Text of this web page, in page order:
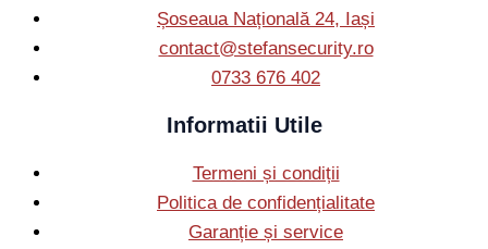
Șoseaua Națională 24, Iași
contact@stefansecurity.ro
0733 676 402
Informatii Utile
Termeni și condiții
Politica de confidențialitate
Garanție și service